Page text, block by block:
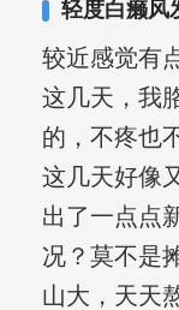
导
轻度白癞风
较近感觉有
这几天，我
的，不疼也
这几天好像
出了一点点
况？莫不是
山大，天天